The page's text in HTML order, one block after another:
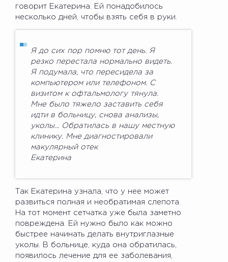
говорит Екатерина. Ей понадобилось
несколько дней, чтобы взять себя в руки.
Я до сих пор помню тот день. Я
резко перестала нормально видеть.
Я подумала, что пересидела за
компьютером или телефоном. С
визитом к офтальмологу тянула.
Мне было тяжело заставить себя
идти в больницу, снова анализы,
уколы... Обратилась в нашу местную
клинику. Мне диагностировали
макулярный отек
Екатерина
Так Екатерина узнала, что у нее может
развиться полная и необратимая слепота.
На тот момент сетчатка уже была заметно
повреждена. Ей нужно было как можно
быстрее начинать делать внутриглазные
уколы. В больнице, куда она обратилась,
появилось лечение для ее заболевания,